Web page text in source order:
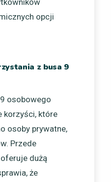
opcji
z busa 9
osobowego
korzyści, które
osoby prywatne,
Przede
dużą
że